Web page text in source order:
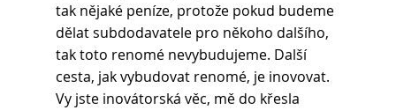
tak nějaké peníze, protože pokud budeme
dělat subdodavatele pro někoho dalšího,
tak toto renomé nevybudujeme. Další
cesta, jak vybudovat renomé, je inovovat.
Vy jste inovátorská věc, mě do křesla